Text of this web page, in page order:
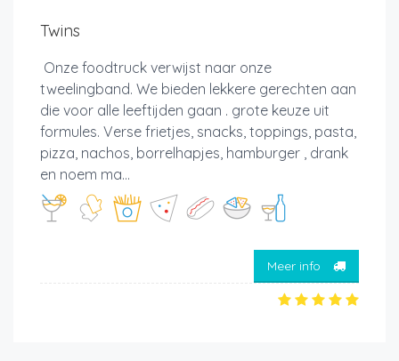
Twins
Onze foodtruck verwijst naar onze
tweelingband. We bieden lekkere gerechten aan
die voor alle leeftijden gaan . grote keuze uit
formules. Verse frietjes, snacks, toppings, pasta,
pizza, nachos, borrelhapjes, hamburger , drank
en noem ma...
Meer info